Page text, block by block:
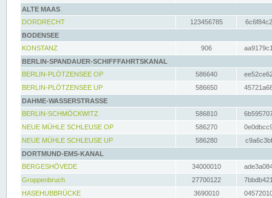
ALTE MAAS
DORDRECHT
123456785
BODENSEE
KONSTANZ
906
BERLIN-SPANDAUER-SCHIFFFAHRTSKANAL
BERLIN-PLÖTZENSEE OP
586640
BERLIN-PLÖTZENSEE UP
586650
DAHME-WASSERSTRASSE
BERLIN-SCHMÖCKWITZ
586810
NEUE MÜHLE SCHLEUSE OP
586270
NEUE MÜHLE SCHLEUSE UP
586280
DORTMUND-EMS-KANAL
BERGESHÖVEDE
34000010
Groppenbruch
27700122
HASEHUBBRÜCKE
3690010